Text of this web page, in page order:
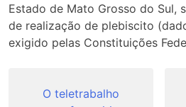
Estado de Mato Grosso do Sul,
de realização de plebiscito
exigido pelas Constituições
O teletrabalho